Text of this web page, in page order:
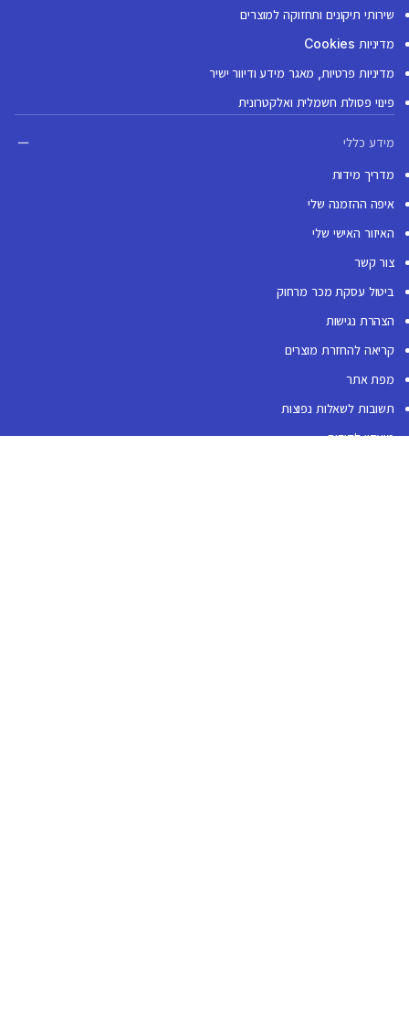
שירותי תיקונים ותחזוקה למוצרים
מדיניות Cookies
מדיניות פרטיות, מאגר מידע ודיוור ישיר
פינוי פסולת חשמלית ואלקטרונית
מידע כללי
מדריך מידות
איפה ההזמנה שלי
האיזור האישי שלי
צור קשר
ביטול עסקת מכר מרחוק
הצהרת נגישות
קריאה להחזרת מוצרים
מפת אתר
תשובות לשאלות נפוצות
מועדון לקוחות